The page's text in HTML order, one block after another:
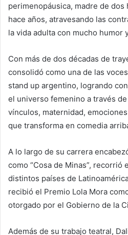
perimenopáusica, madre de dos
hace años, atravesando las
la vida adulta con mucho humor
Con más de dos décadas de
consolidó como una de las
stand up argentino, logrando
el universo femenino a través
vínculos, maternidad,
que transforma en comedia
A lo largo de su carrera
como “Cosa de Minas”, recorrió
distintos países de
recibió el Premio Lola Mora
otorgado por el Gobierno de la
Además de su trabajo teatral,